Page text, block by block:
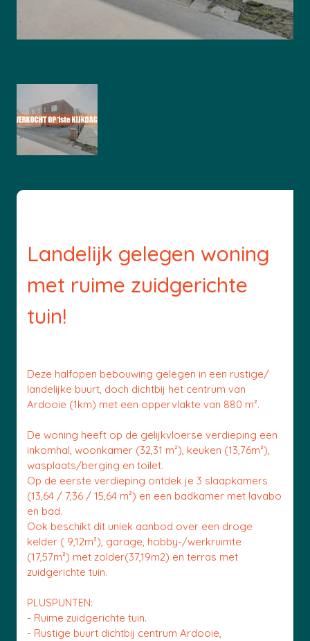
Landelijk gelegen woning
met ruime zuidgerichte
tuin!
Deze halfopen bebouwing gelegen in een rustige/
landelijke buurt, doch dichtbij het centrum van
Ardooie (1km) met een oppervlakte van 880 m².
De woning heeft op de gelijkvloerse verdieping een
inkomhal, woonkamer (32,31 m²), keuken (13,76m²),
wasplaats/berging en toilet.
Op de eerste verdieping ontdek je 3 slaapkamers
(13,64 / 7,36 / 15,64 m²) en een badkamer met lavabo
en bad.
Ook beschikt dit uniek aanbod over een droge
kelder ( 9,12m²), garage, hobby-/werkruimte
(17,57m²) met zolder(37,19m2) en terras met
zuidgerichte tuin.
PLUSPUNTEN:
- Ruime zuidgerichte tuin.
- Rustige buurt dichtbij centrum Ardooie,